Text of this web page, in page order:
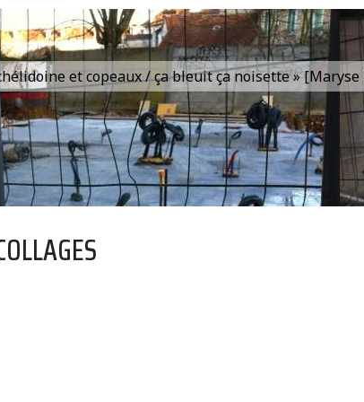
et copeaux / ça bleuit ça noisette »